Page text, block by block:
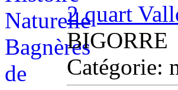
2 quart
BIGORRE
Catégorie: